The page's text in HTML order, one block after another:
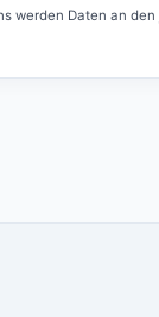
werden Daten an